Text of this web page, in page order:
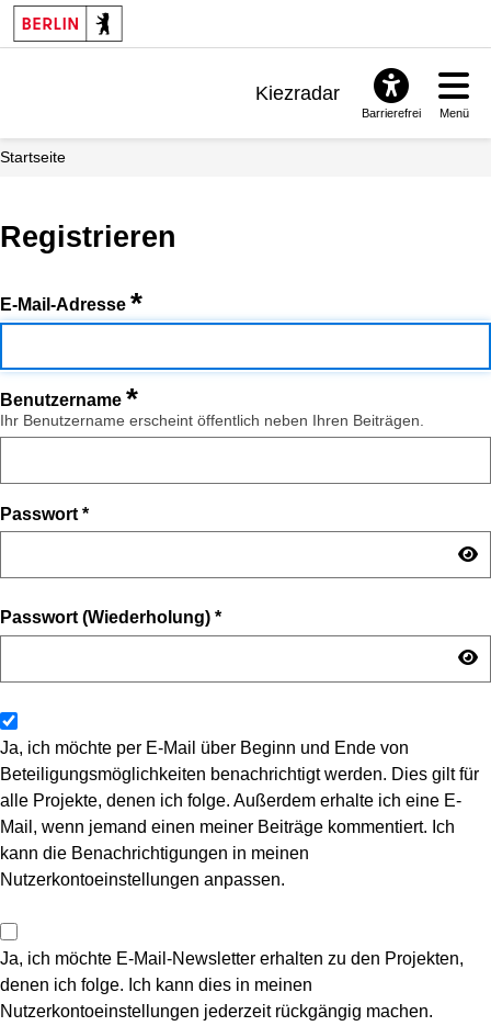
Kiezradar
Barrierefrei Menü
Startseite
Registrieren
E-Mail-Adresse *
Benutzername *
Ihr Benutzername erscheint öffentlich neben Ihren Beiträgen.
Passwort *
Passwort (Wiederholung) *
Ja, ich möchte per E-Mail über Beginn und Ende von
Beteiligungsmöglichkeiten benachrichtigt werden. Dies gilt für
alle Projekte, denen ich folge. Außerdem erhalte ich eine E-
Mail, wenn jemand einen meiner Beiträge kommentiert. Ich
kann die Benachrichtigungen in meinen
Nutzerkontoeinstellungen anpassen.
Ja, ich möchte E-Mail-Newsletter erhalten zu den Projekten,
denen ich folge. Ich kann dies in meinen
Nutzerkontoeinstellungen jederzeit rückgängig machen.